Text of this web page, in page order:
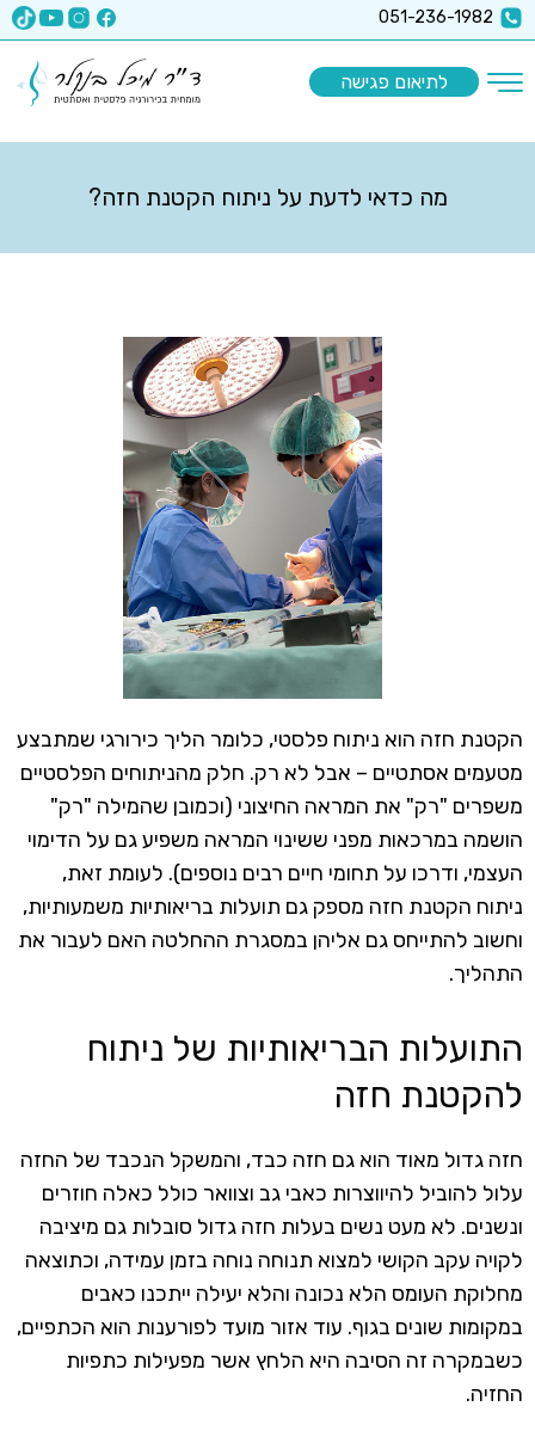
x-api-key":"6512a67ea5f63b3ec1a8b9e9
051-236-1982
לתיאום פגישה
מה כדאי לדעת על ניתוח הקטנת חזה?
הקטנת חזה הוא ניתוח פלסטי, כלומר הליך כירורגי שמתבצע
מטעמים אסתטיים – אבל לא רק. חלק מהניתוחים הפלסטיים
משפרים "רק" את המראה החיצוני (וכמובן שהמילה "רק"
הושמה במרכאות מפני ששינוי המראה משפיע גם על הדימוי
העצמי, ודרכו על תחומי חיים רבים נוספים). לעומת זאת,
ניתוח הקטנת חזה מספק גם תועלות בריאותיות משמעותיות,
וחשוב להתייחס גם אליהן במסגרת ההחלטה האם לעבור את
התהליך.
התועלות הבריאותיות של ניתוח
להקטנת חזה
חזה גדול מאוד הוא גם חזה כבד, והמשקל הנכבד של החזה
עלול להוביל להיווצרות כאבי גב וצוואר כולל כאלה חוזרים
ונשנים. לא מעט נשים בעלות חזה גדול סובלות גם מיציבה
לקויה עקב הקושי למצוא תנוחה נוחה בזמן עמידה, וכתוצאה
מחלוקת העומס הלא נכונה והלא יעילה ייתכנו כאבים
במקומות שונים בגוף. עוד אזור מועד לפורענות הוא הכתפיים,
כשבמקרה זה הסיבה היא הלחץ אשר מפעילות כתפיות
החזיה.